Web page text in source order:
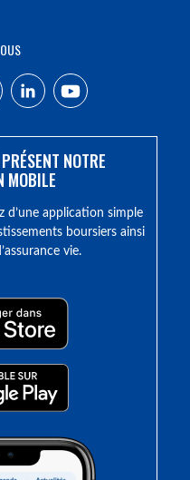
NOTRE
MOBILE
d’une application simple
boursiers ainsi
vie.